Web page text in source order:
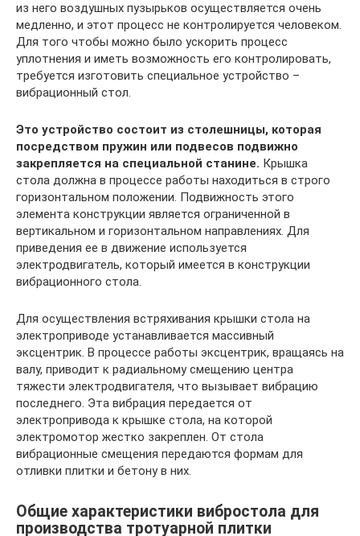
из него воздушных пузырьков осуществляется очень
медленно, и этот процесс не контролируется человеком.
Для того чтобы можно было ускорить процесс
уплотнения и иметь возможность его контролировать,
требуется изготовить специальное устройство –
вибрационный стол.
Это устройство состоит из столешницы, которая
посредством пружин или подвесов подвижно
закрепляется на специальной станине. Крышка
стола должна в процессе работы находиться в строго
горизонтальном положении. Подвижность этого
элемента конструкции является ограниченной в
вертикальном и горизонтальном направлениях. Для
приведения ее в движение используется
электродвигатель, который имеется в конструкции
вибрационного стола.
Для осуществления встряхивания крышки стола на
электроприводе устанавливается массивный
эксцентрик. В процессе работы эксцентрик, вращаясь на
валу, приводит к радиальному смещению центра
тяжести электродвигателя, что вызывает вибрацию
последнего. Эта вибрация передается от
электропривода к крышке стола, на которой
электромотор жестко закреплен. От стола
вибрационные смещения передаются формам для
отливки плитки и бетону в них.
Общие характеристики вибростола для
производства тротуарной плитки